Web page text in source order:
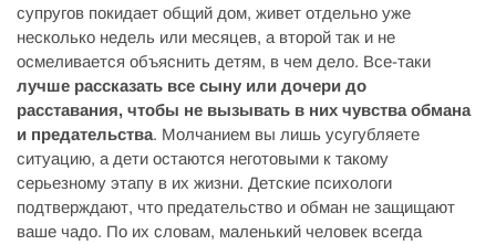
супругов покидает общий дом, живет отдельно уже
несколько недель или месяцев, а второй так и не
осмеливается объяснить детям, в чем дело. Все-таки
лучше рассказать все сыну или дочери до
расставания, чтобы не вызывать в них чувства обмана
и предательства. Молчанием вы лишь усугубляете
ситуацию, а дети остаются неготовыми к такому
серьезному этапу в их жизни. Детские психологи
подтверждают, что предательство и обман не защищают
ваше чадо. По их словам, маленький человек всегда